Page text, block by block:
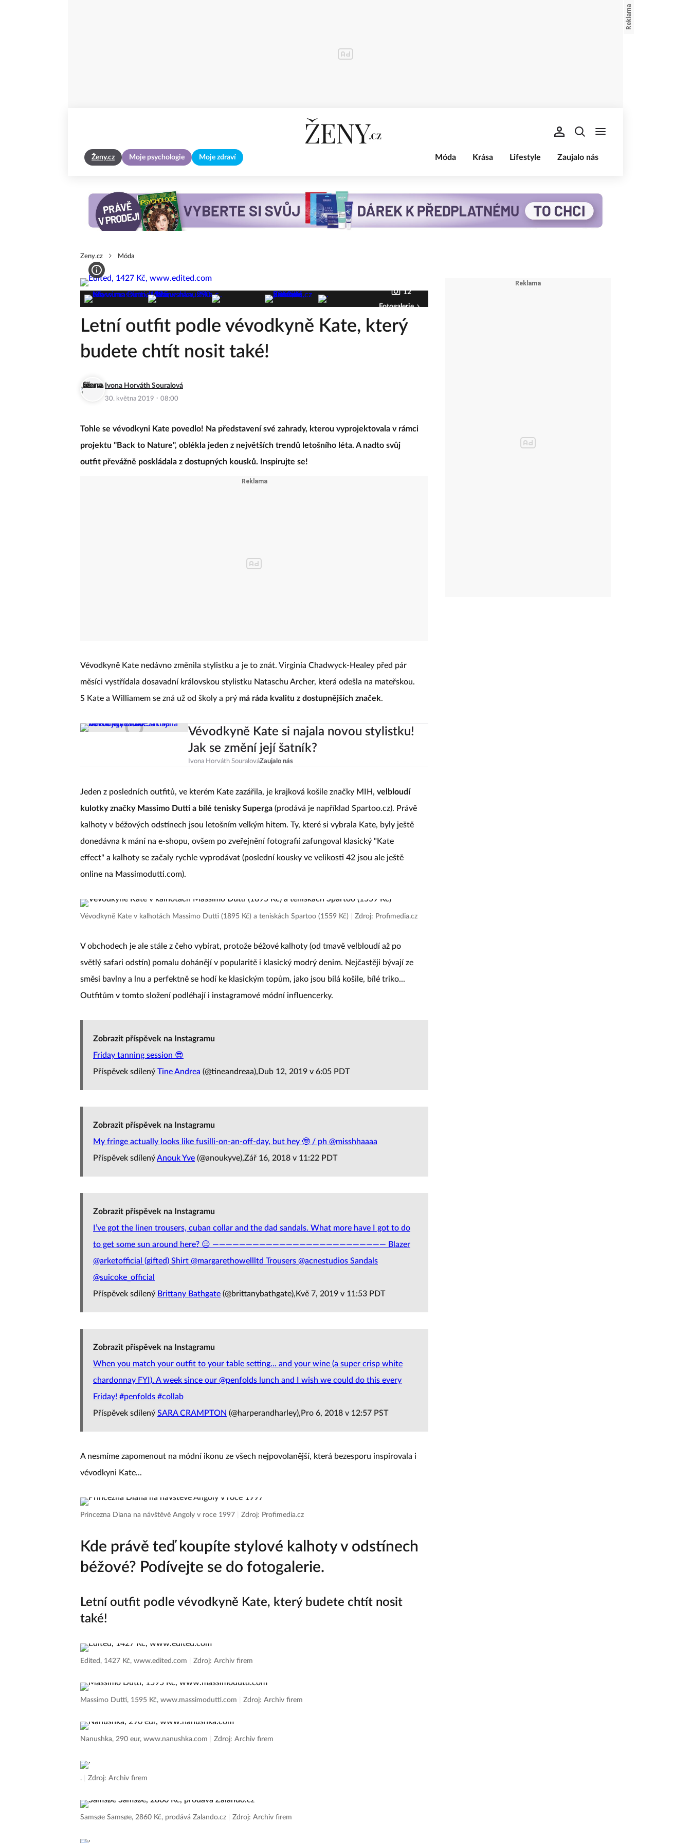
Ženy.cz Moje psychologie Moje zdraví Móda Krása Lifestyle Zaujalo nás
Zeny.cz Móda
12
Fotogalerie
Letní outfit podle vévodkyně Kate, který
budete chtít nosit také!
Ivona Horváth Souralová
30. května 2019 · 08:00
Tohle se vévodkyni Kate povedlo! Na představení své zahrady, kterou vyprojektovala v rámci
projektu "Back to Nature", oblékla jeden z největších trendů letošního léta. A nadto svůj
outfit převážně poskládala z dostupných kousků. Inspirujte se!
Vévodkyně Kate nedávno změnila stylistku a je to znát. Virginia Chadwyck-Healey před pár
měsíci vystřídala dosavadní královskou stylistku Nataschu Archer, která odešla na mateřskou.
S Kate a Williamem se zná už od školy a prý má ráda kvalitu z dostupnějších značek.
Vévodkyně Kate si najala novou stylistku!
Jak se změní její šatník?
Ivona Horváth SouralováZaujalo nás
Jeden z posledních outfitů, ve kterém Kate zazářila, je krajková košile značky MIH, velbloudí
kulotky značky Massimo Dutti a bílé tenisky Superga (prodává je například Spartoo.cz). Právě
kalhoty v béžových odstínech jsou letošním velkým hitem. Ty, které si vybrala Kate, byly ještě
donedávna k mání na e-shopu, ovšem po zveřejnění fotografií zafungoval klasický "Kate
effect" a kalhoty se začaly rychle vyprodávat (poslední kousky ve velikosti 42 jsou ale ještě
online na Massimodutti.com).
Vévodkyně Kate v kalhotách Massimo Dutti (1895 Kč) a teniskách Spartoo (1559 Kč) Zdroj: Profimedia.cz
V obchodech je ale stále z čeho vybírat, protože béžové kalhoty (od tmavě velbloudí až po
světlý safari odstín) pomalu dohánějí v popularitě i klasický modrý denim. Nejčastěji bývají ze
směsi bavlny a lnu a perfektně se hodí ke klasickým topům, jako jsou bílá košile, bílé triko...
Outfitům v tomto složení podléhají i instagramové módní influencerky.
Zobrazit příspěvek na Instagramu
Friday tanning session 😎
Příspěvek sdílený Tine Andrea (@tineandreaa),Dub 12, 2019 v 6:05 PDT
Zobrazit příspěvek na Instagramu
My fringe actually looks like fusilli-on-an-off-day, but hey 🤓 / ph @misshhaaaa
Příspěvek sdílenýAnouk Yve (@anoukyve),Zář 16, 2018 v 11:22 PDT
Zobrazit příspěvek na Instagramu
I’ve got the linen trousers, cuban collar and the dad sandals. What more have I got to do
to get some sun around here? 😑 —————————————————————————— Blazer
@arketofficial (gifted) Shirt @margarethowellltd Trousers @acnestudios Sandals
@suicoke_official
Příspěvek sdílený Brittany Bathgate (@brittanybathgate),Kvě 7, 2019 v 11:53 PDT
Zobrazit příspěvek na Instagramu
When you match your outfit to your table setting... and your wine (a super crisp white
chardonnay FYI). A week since our @penfolds lunch and I wish we could do this every
Friday! #penfolds #collab
Příspěvek sdílený SARA CRAMPTON (@harperandharley),Pro 6, 2018 v 12:57 PST
A nesmíme zapomenout na módní ikonu ze všech nejpovolanější, která bezesporu inspirovala i
vévodkyni Kate...
Princezna Diana na návštěvě Angoly v roce 1997 Zdroj: Profimedia.cz
Kde právě teď koupíte stylové kalhoty v odstínech
béžové? Podívejte se do fotogalerie.
Letní outfit podle vévodkyně Kate, který budete chtít nosit
také!
Edited, 1427 Kč, www.edited.com Zdroj: Archiv firem
Massimo Dutti, 1595 Kč, www.massimodutti.com Zdroj: Archiv firem
Nanushka, 290 eur, www.nanushka.com Zdroj: Archiv firem
. Zdroj: Archiv firem
Samsøe Samsøe, 2860 Kč, prodává Zalando.cz Zdroj: Archiv firem